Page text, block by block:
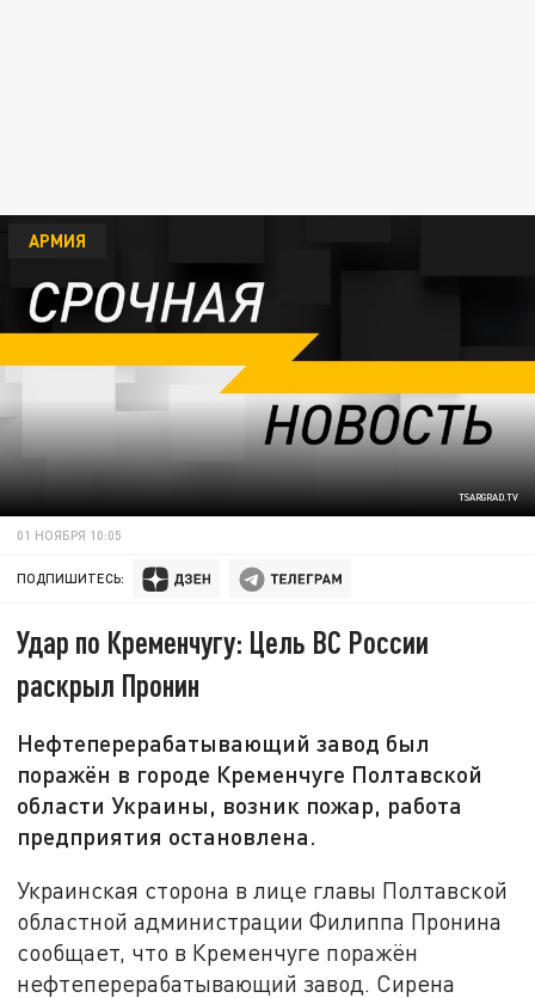
TSARGRAD.TV
АРМИЯ
01 НОЯБРЯ 10:05
ПОДПИШИТЕСЬ:
Удар по Кременчугу: Цель ВС России
раскрыл Пронин
Нефтеперерабатывающий завод был
поражён в городе Кременчуге Полтавской
области Украины, возник пожар, работа
предприятия остановлена.
Украинская сторона в лице главы Полтавской
областной администрации Филиппа Пронина
сообщает, что в Кременчуге поражён
нефтеперерабатывающий завод. Сирена